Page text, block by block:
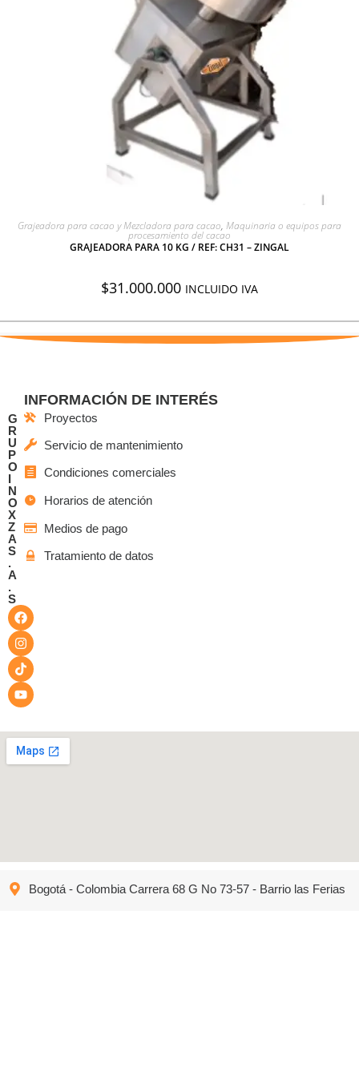
AGREGAR A COTIZACIÓN
Grajeadora para cacao y Mezcladora para cacao, Maquinaria o equipos para
procesamiento del cacao
GRAJEADORA PARA 10 KG / REF: CH31 – ZINGAL
$31.000.000 INCLUIDO IVA
G
R
U
P
O
I
N
O
X
Z
A
S
.
A
.
S
INFORMACIÓN DE INTERÉS
Proyectos
Servicio de mantenimiento
Condiciones comerciales
Horarios de atención
Medios de pago
Tratamiento de datos
Bogotá - Colombia Carrera 68 G No 73-57 - Barrio las Ferias